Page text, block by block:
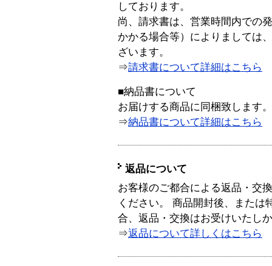
しております。
尚、請求書は、営業時間内での
かかる場合等）によりましては
ざいます。
⇒請求書について詳細はこちら
■納品書について
お届けする商品に同梱致します。
⇒納品書について詳細はこちら
返品について
お客様のご都合による返品・交
ください。 商品開封後、または
合、返品・交換はお受けいたし
⇒返品について詳しくはこちら